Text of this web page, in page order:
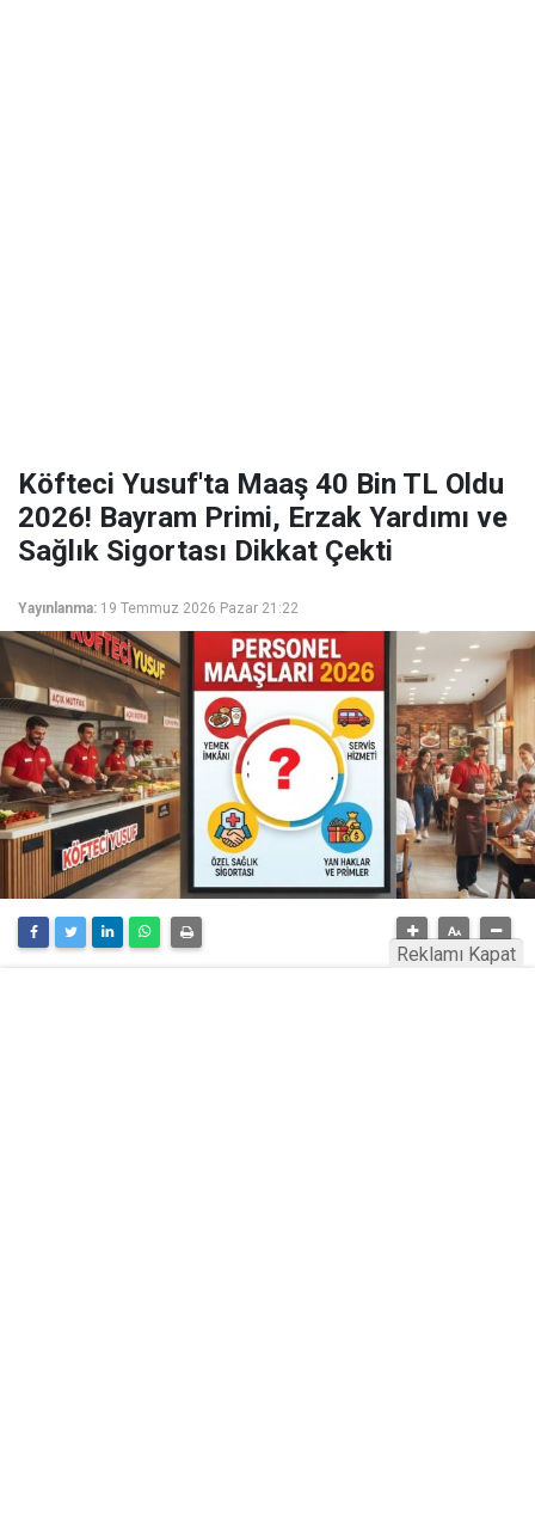
Köfteci Yusuf'ta Maaş 40 Bin TL Oldu
2026! Bayram Primi, Erzak Yardımı ve
Sağlık Sigortası Dikkat Çekti
Yayınlanma: 19 Temmuz 2026 Pazar 21:22
Reklamı Kapat